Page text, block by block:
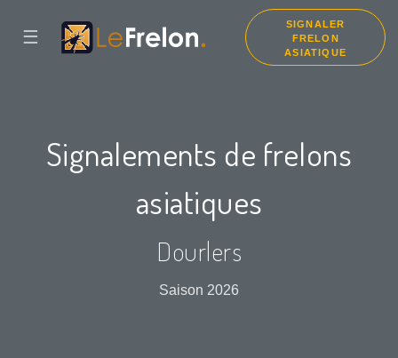
☰
SIGNALER
FRELON
ASIATIQUE
Signalements de frelons
asiatiques
Dourlers
Saison 2026